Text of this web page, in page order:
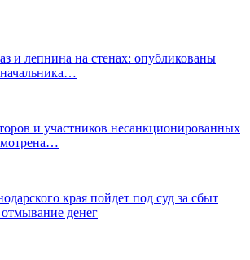
и лепнина на стенах: опубликованы
и участников несанкционированных
края пойдет под суд за сбыт
денег